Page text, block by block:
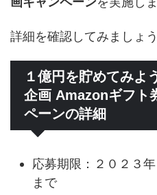
詳細を確認してみましょう
１億円を貯めてみよ
企画 Amazonギフト
ペーンの詳細
応募期限：２０２３
まで